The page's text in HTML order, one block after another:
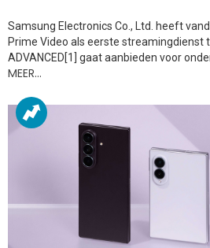
Samsung Electronics Co., Ltd. heeft
Prime Video als eerste streamingdienst
ADVANCED[1] gaat aanbieden voor
MEER…